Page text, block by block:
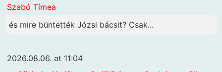
Szabó Tímea
és mire büntették Józsi bácsit? Csak...
2026.08.06. at 11:04